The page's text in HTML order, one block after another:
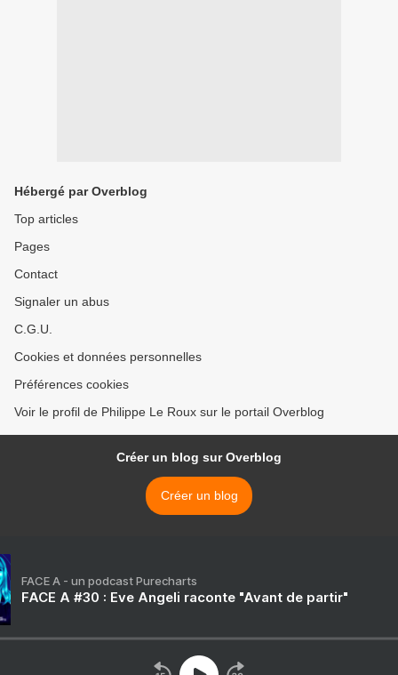
Hébergé par Overblog
Top articles
Pages
Contact
Signaler un abus
C.G.U.
Cookies et données personnelles
Préférences cookies
Voir le profil de Philippe Le Roux sur le portail Overblog
Créer un blog sur Overblog
Créer un blog
FACE A - un podcast Purecharts
FACE A #30 : Eve Angeli raconte "Avant de partir"